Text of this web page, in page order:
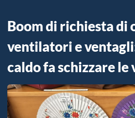
Boom di richiesta di
ventilatori e
caldo fa schizzare le